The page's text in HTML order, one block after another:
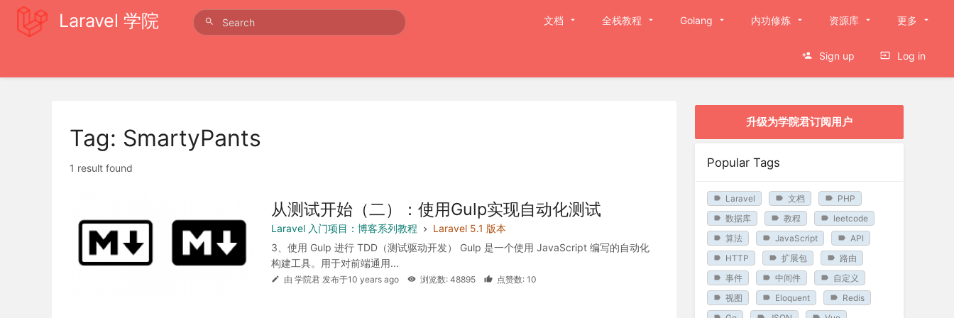
Laravel 学院 文档 全栈教程 Golang 内功修炼 资源库 更多
Sign up Log in
Tag: SmartyPants
1 result found
从测试开始（二）：使用Gulp实现自动化测试
Laravel 入门项目：博客系列教程
Laravel 5.1 版本
3、使用 Gulp 进行 TDD（测试驱动开发） Gulp 是一个使用 JavaScript 编写的自动化
构建工具。用于对前端通用...
由 学院君 发布于10 years ago 浏览数: 48895 点赞数: 10
升级为学院君订阅用户
Popular Tags
Laravel 文档
PHP
数据库
教程
leetcode
算法
JavaScript
API
HTTP
扩展包
路由
事件
中间件
自定义
视图
Eloquent
Redis